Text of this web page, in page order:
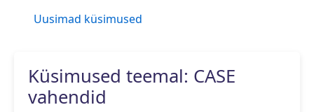
Uusimad küsimused
Küsimused teemal: CASE
vahendid